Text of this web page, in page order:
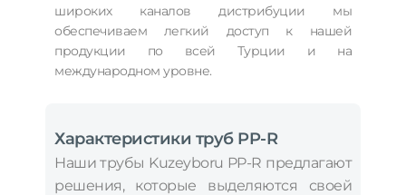
широких каналов дистрибуции мы
обеспечиваем легкий доступ к нашей
продукции по всей Турции и на
международном уровне.
Характеристики труб PP-R
Наши трубы Kuzeyboru PP-R предлагают
решения, которые выделяются своей